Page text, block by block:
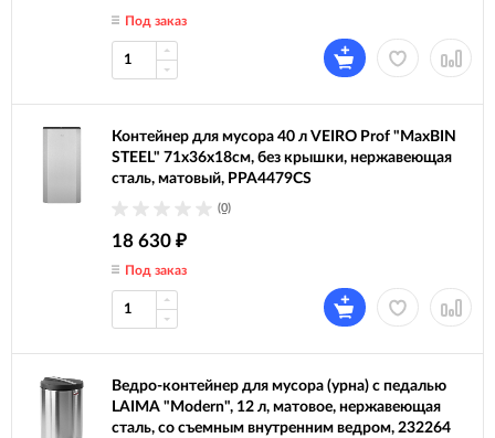
Под заказ
Контейнер для мусора 40 л VEIRO Prof "MaxBIN
STEEL" 71х36х18см, без крышки, нержавеющая
сталь, матовый, PPA4479CS
(0)
18 630 ₽
Под заказ
Ведро-контейнер для мусора (урна) с педалью
LAIMA "Modern", 12 л, матовое, нержавеющая
сталь, со съемным внутренним ведром, 232264